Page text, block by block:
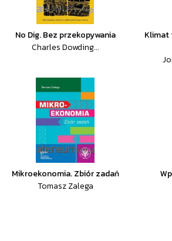
No Dig. Bez przekopywania
Charles Dowding...
Klimat
Mikroekonomia. Zbiór zadań
Tomasz Zalega